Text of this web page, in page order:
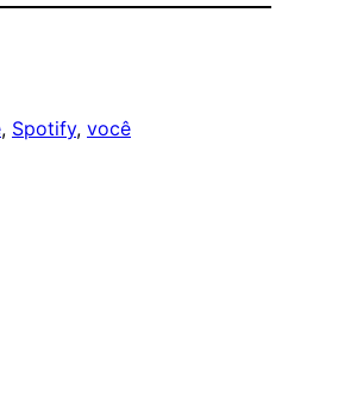
, Spotify, você